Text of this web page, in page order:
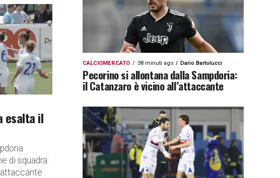
esalta il
di squadra:
CALCIOMERCATO 38 minuti ago Dario Bartolucci
Pecorino si allontana dalla Sampdoria:
il Catanzaro è vicino all’attaccante